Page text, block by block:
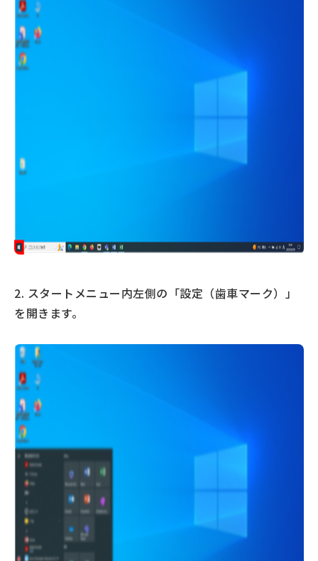
2. スタートメニュー内左側の「設定（歯車マーク）」
を開きます。